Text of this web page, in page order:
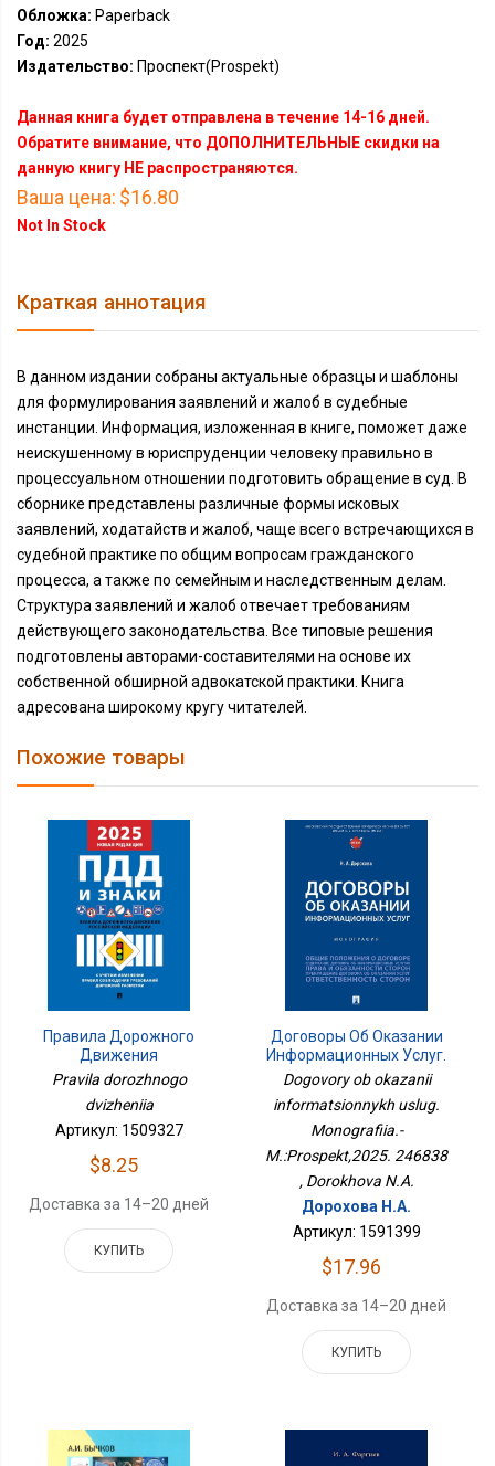
Обложка: Paperback
Год: 2025
Издательство: Проспект(Prospekt)
Данная книга будет отправлена в течение 14-16 дней.
Обратите внимание, что ДОПОЛНИТЕЛЬНЫЕ скидки на
данную книгу НЕ распространяются.
Ваша цена: $16.80
Not In Stock
Краткая аннотация
В данном издании собраны актуальные образцы и шаблоны
для формулирования заявлений и жалоб в судебные
инстанции. Информация, изложенная в книге, поможет даже
неискушенному в юриспруденции человеку правильно в
процессуальном отношении подготовить обращение в суд. В
сборнике представлены различные формы исковых
заявлений, ходатайств и жалоб, чаще всего встречающихся в
судебной практике по общим вопросам гражданского
процесса, а также по семейным и наследственным делам.
Структура заявлений и жалоб отвечает требованиям
действующего законодательства. Все типовые решения
подготовлены авторами-составителями на основе их
собственной обширной адвокатской практики. Книга
адресована широкому кругу читателей.
Похожие товары
Правила Дорожного
Движения
Pravila dorozhnogo
dvizheniia
Артикул: 1509327
$8.25
Доставка за 14–20 дней
КУПИТЬ
Договоры Об Оказании
Информационных Услуг.
Монография.-
М.:Проспект,2025.
246838
Dogovory ob okazanii
informatsionnykh uslug.
Monografiia.-
M.:Prospekt,2025. 246838
, Dorokhova N.A.
Дорохова Н.А.
Артикул: 1591399
$17.96
Доставка за 14–20 дней
КУПИТЬ